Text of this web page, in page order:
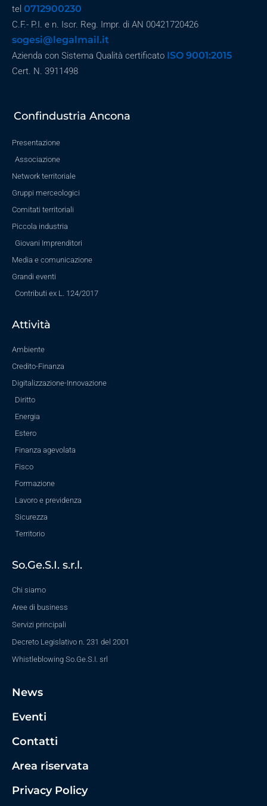
tel 0712900230
C.F.- P.I. e n. Iscr. Reg. Impr. di AN 00421720426
sogesi@legalmail.it
Azienda con Sistema Qualità certificato ISO 9001:2015
Cert. N. 3911498
Confindustria Ancona
Presentazione
Associazione
Network territoriale
Gruppi merceologici
Comitati territoriali
Piccola industria
Giovani Imprenditori
Media e comunicazione
Grandi eventi
Contributi ex L. 124/2017
Attività
Ambiente
Credito-Finanza
Digitalizzazione-Innovazione
Diritto
Energia
Estero
Finanza agevolata
Fisco
Formazione
Lavoro e previdenza
Sicurezza
Territorio
So.Ge.S.I. s.r.l.
Chi siamo
Aree di business
Servizi principali
Decreto Legislativo n. 231 del 2001
Whistleblowing So.Ge.S.I. srl
News
Eventi
Contatti
Area riservata
Privacy Policy